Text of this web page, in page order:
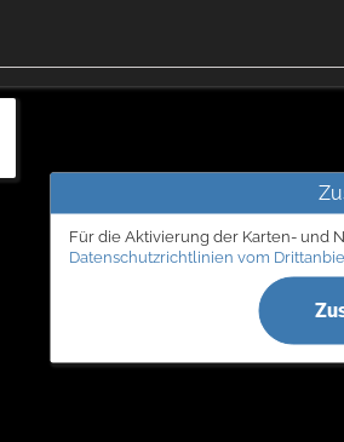
Für die Aktivierung der Karten- und
Datenschutzrichtlinien vom